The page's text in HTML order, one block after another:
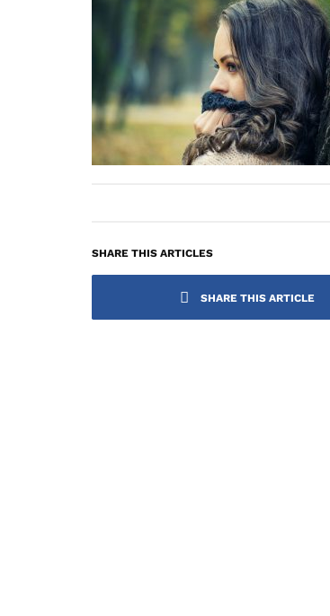
SHARE THIS ARTICLES
SHARE THIS ARTICLE